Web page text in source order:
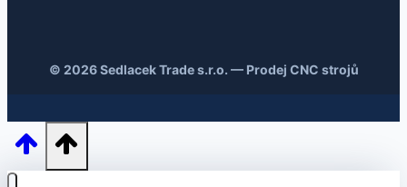
© 2026 Sedlacek Trade s.r.o. — Prodej CNC strojů